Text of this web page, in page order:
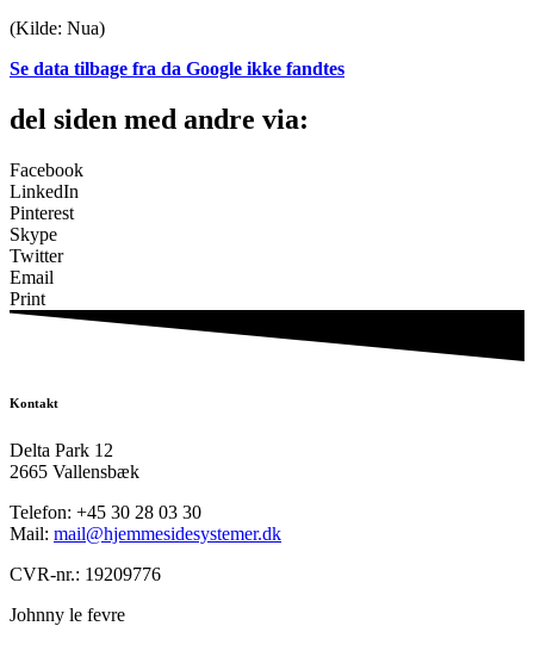
(Kilde: Nua)
Se data tilbage fra da Google ikke fandtes
del siden med andre via:
Facebook
LinkedIn
Pinterest
Skype
Twitter
Email
Print
Kontakt
Delta Park 12
2665 Vallensbæk
Telefon: +45 30 28 03 30
Mail: mail@hjemmesidesystemer.dk
CVR-nr.: 19209776
Johnny le fevre